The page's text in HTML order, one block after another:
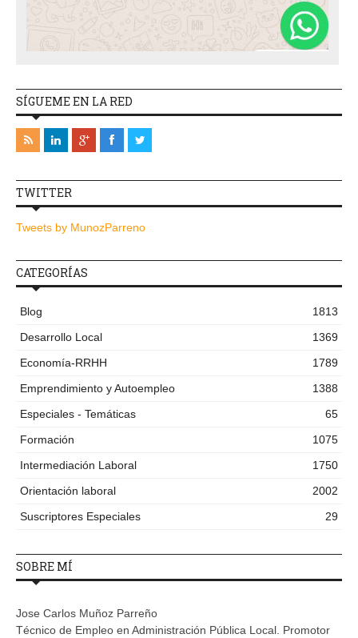
SÍGUEME EN LA RED
TWITTER
Tweets by MunozParreno
CATEGORÍAS
Blog
1813
Desarrollo Local
1369
Economía-RRHH
1789
Emprendimiento y Autoempleo
1388
Especiales - Temáticas
65
Formación
1075
Intermediación Laboral
1750
Orientación laboral
2002
Suscriptores Especiales
29
SOBRE MÍ
Jose Carlos Muñoz Parreño
Técnico de Empleo en Administración Pública Local. Promotor